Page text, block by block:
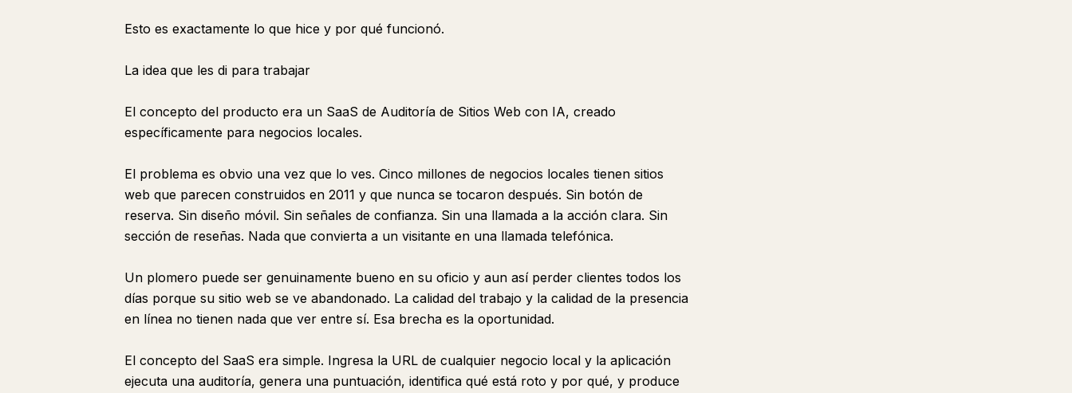
Esto es exactamente lo que hice y por qué funcionó.
La idea que les di para trabajar
El concepto del producto era un SaaS de Auditoría de Sitios Web con IA, creado
específicamente para negocios locales.
El problema es obvio una vez que lo ves. Cinco millones de negocios locales tienen sitios
web que parecen construidos en 2011 y que nunca se tocaron después. Sin botón de
reserva. Sin diseño móvil. Sin señales de confianza. Sin una llamada a la acción clara. Sin
sección de reseñas. Nada que convierta a un visitante en una llamada telefónica.
Un plomero puede ser genuinamente bueno en su oficio y aun así perder clientes todos los
días porque su sitio web se ve abandonado. La calidad del trabajo y la calidad de la presencia
en línea no tienen nada que ver entre sí. Esa brecha es la oportunidad.
El concepto del SaaS era simple. Ingresa la URL de cualquier negocio local y la aplicación
ejecuta una auditoría, genera una puntuación, identifica qué está roto y por qué, y produce